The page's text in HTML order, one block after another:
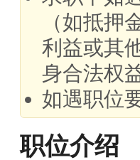
（如抵押
利益或其
身合法权益
如遇职位
职位介绍